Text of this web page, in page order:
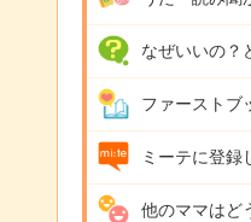
なぜいいの？
ファーストブ
ミーテに登録
他のママはど